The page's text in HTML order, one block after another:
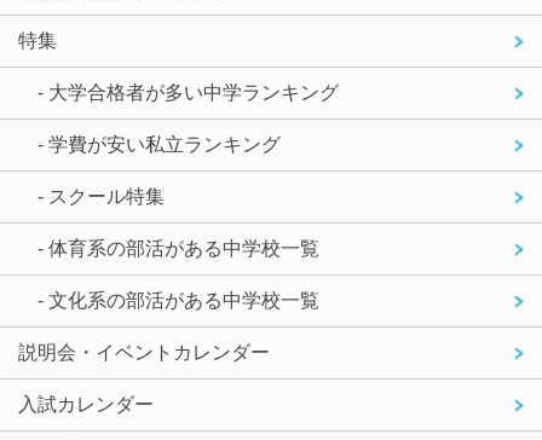
特集
- 大学合格者が多い中学ランキング
- 学費が安い私立ランキング
- スクール特集
- 体育系の部活がある中学校一覧
- 文化系の部活がある中学校一覧
説明会・イベントカレンダー
入試カレンダー